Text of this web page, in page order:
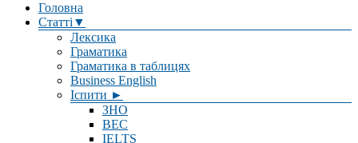
Головна
Статті▼
Лексика
Граматика
Граматика в таблицях
Business English
Іспити ►
ЗНО
BEC
IELTS